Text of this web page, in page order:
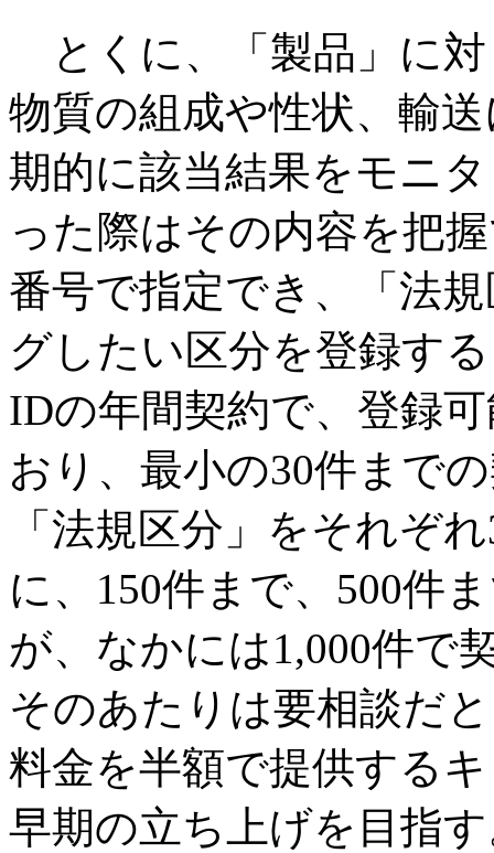
とくに、「製品」に
物質の組成や性状、輸
期的に該当結果をモニ
った際はその内容を把
番号で指定でき、「法
グしたい区分を登録す
IDの年間契約で、登録
おり、最小の30件まで
「法規区分」をそれぞ
に、150件まで、500件
が、なかには1,000件で
そのあたりは要相談だ
料金を半額で提供する
早期の立ち上げを目指